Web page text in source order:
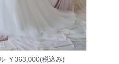
-￥363,000(税込み)